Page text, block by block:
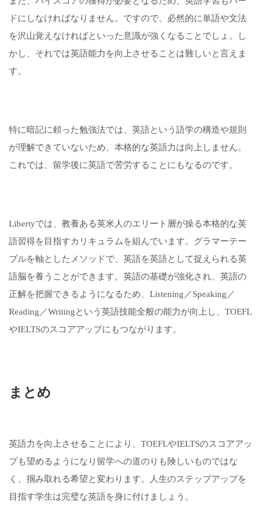
ドにしなければなりません。ですので、必然的に単語や文法
を沢山覚えなければといった意識が強くなることでしょ。し
かし、それでは英語能力を向上させることは難しいと言えま
す。
特に暗記に頼った勉強法では、英語という語学の構造や規則
が理解できていないため、本格的な英語力は向上しません。
これでは、留学後に英語で苦労することにもなるのです。
Libertyでは、教養ある英米人のエリート層が操る本格的な英
語習得を目指すカリキュラムを組んでいます。グラマーテー
ブルを軸としたメソッドで、英語を英語として捉えられる英
語脳を養うことができます。英語の基礎が強化され、英語の
正解を把握できるようになるため、Listening／Speaking／
Reading／Writingという英語技能全般の能力が向上し、TOEFL
やIELTSのスコアアップにもつながります。
まとめ
英語力を向上させることにより、TOEFLやIELTSのスコアアッ
プも望めるようになり留学への道のりも険しいものではな
く、掴み取れる希望と変わります。人生のステップアップを
目指す学生は完璧な英語を身に付けましょう。